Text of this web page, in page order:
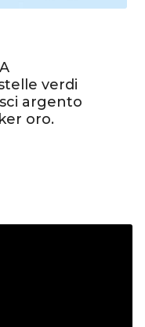
verdi
argento
oro.